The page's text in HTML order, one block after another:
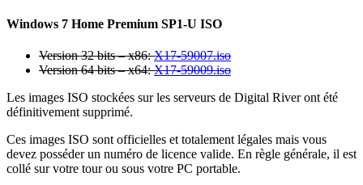
Windows 7 Home Premium SP1-U ISO
Version 32 bits – x86:X17-59007.iso
Version 64 bits – x64:X17-59009.iso
Les images ISO stockées sur les serveurs de Digital River ont été
définitivement supprimé.
Ces images ISO sont officielles et totalement légales mais vous
devez posséder un numéro de licence valide. En règle générale, il est
collé sur votre tour ou sous votre PC portable.